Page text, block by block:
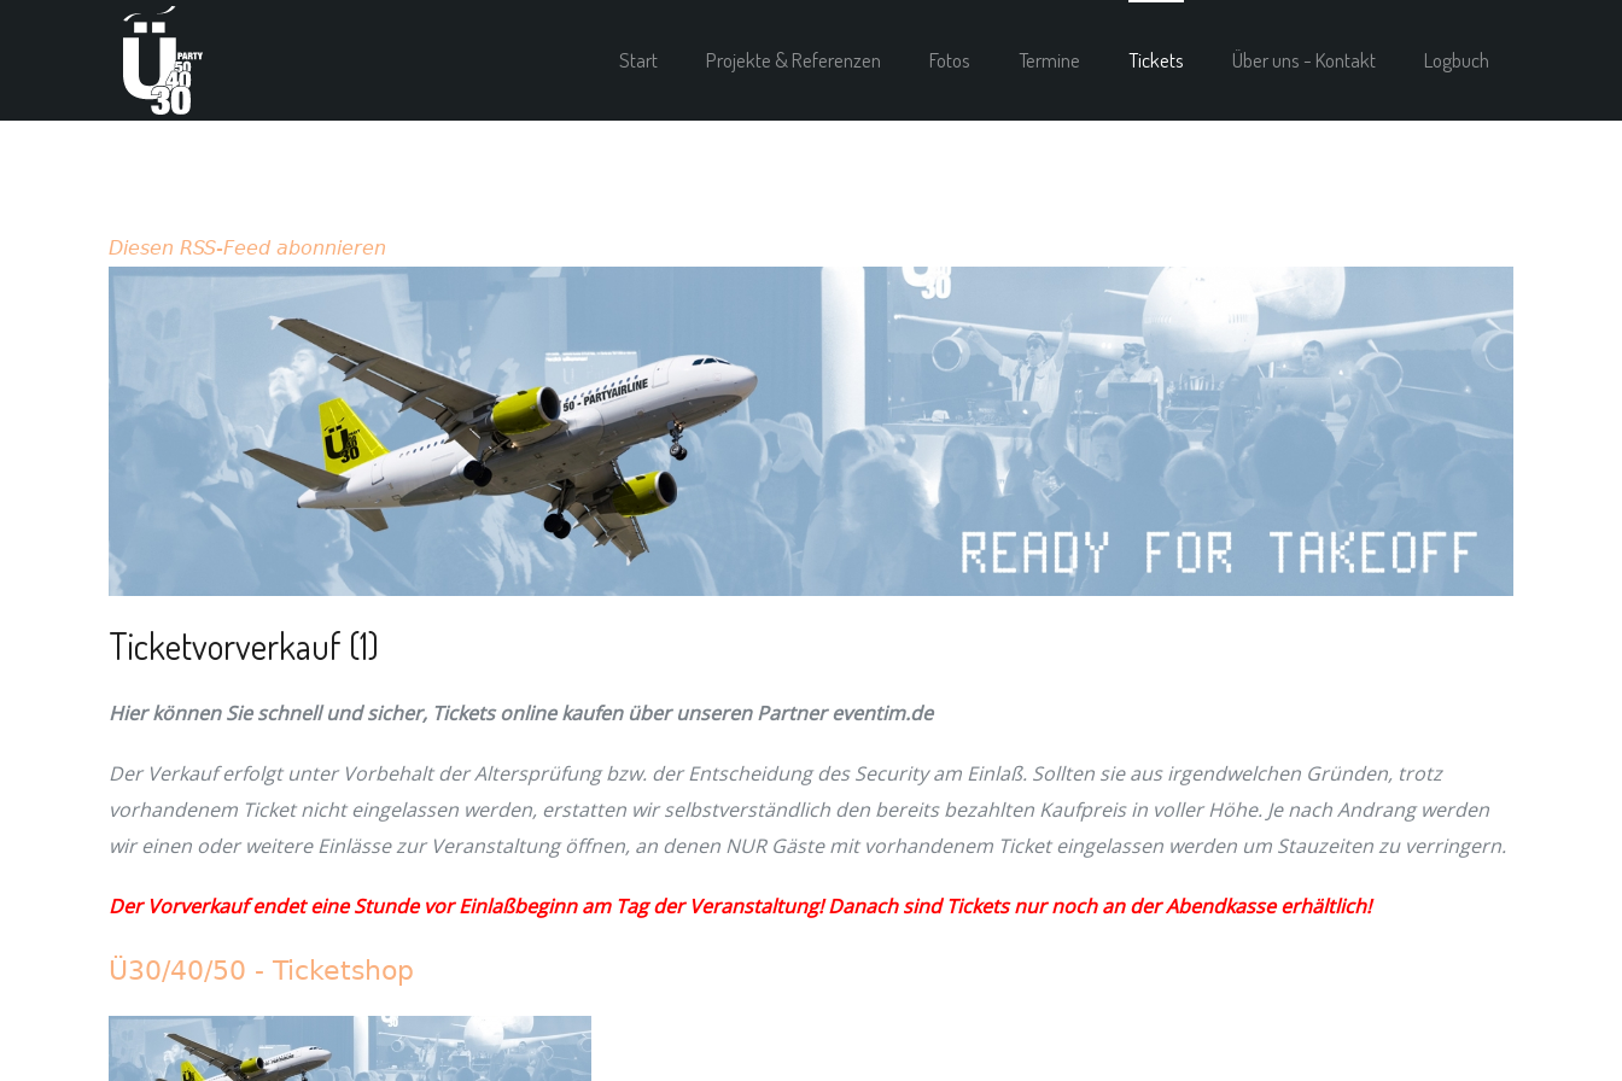
Start Projekte & Referenzen Fotos Termine Tickets Über uns - Kontakt Logbuch
Diesen RSS-Feed abonnieren
Ticketvorverkauf (1)
Hier können Sie schnell und sicher, Tickets online kaufen über unseren Partner eventim.de
Der Verkauf erfolgt unter Vorbehalt der Altersprüfung bzw. der Entscheidung des Security am Einlaß. Sollten sie aus irgendwelchen Gründen, trotz
vorhandenem Ticket nicht eingelassen werden, erstatten wir selbstverständlich den bereits bezahlten Kaufpreis in voller Höhe. Je nach Andrang werden
wir einen oder weitere Einlässe zur Veranstaltung öffnen, an denen NUR Gäste mit vorhandenem Ticket eingelassen werden um Stauzeiten zu verringern.
Der Vorverkauf endet eine Stunde vor Einlaßbeginn am Tag der Veranstaltung! Danach sind Tickets nur noch an der Abendkasse erhältlich!
Ü30/40/50 - Ticketshop